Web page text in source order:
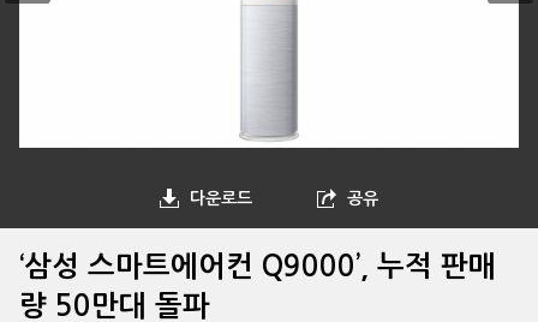
다운로드 공유
‘삼성 스마트에어컨 Q9000’, 누적 판매
량 50만대 돌파